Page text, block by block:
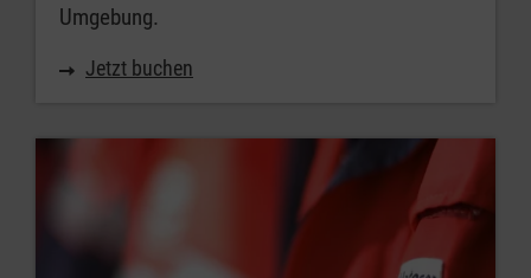
Umgebung.
Jetzt buchen